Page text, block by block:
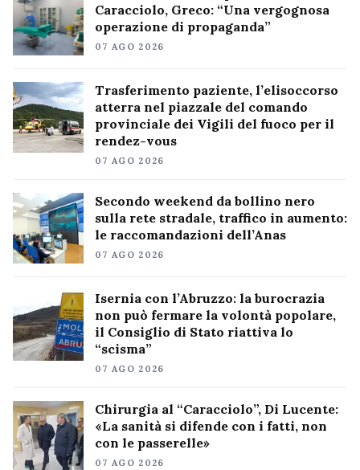
Caracciolo, Greco: “Una vergognosa
operazione di propaganda”
07 AGO 2026
Trasferimento paziente, l’elisoccorso
atterra nel piazzale del comando
provinciale dei Vigili del fuoco per il
rendez-vous
07 AGO 2026
Secondo weekend da bollino nero
sulla rete stradale, traffico in aumento:
le raccomandazioni dell’Anas
07 AGO 2026
Isernia con l’Abruzzo: la burocrazia
non può fermare la volontà popolare,
il Consiglio di Stato riattiva lo
“scisma”
07 AGO 2026
Chirurgia al “Caracciolo”, Di Lucente:
«La sanità si difende con i fatti, non
con le passerelle»
07 AGO 2026